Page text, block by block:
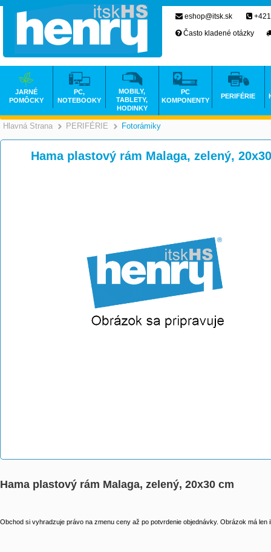
Hlavná Strana >
PERIFÉRIE >
Fotorámiky
Hama plastový rám Malaga, zelený,
Hama plastový rám Malaga, zelený, 20x30 cm
Obchod si vyhradzuje právo na zmenu ceny až po potvrdenie objednávky. Obrázok má len
eshop@itsk.sk
Často kladené otázky
JARNÉ
POMÔCKY
PC,
NOTEBOOKY
MOBILY,
TABLETY,
HODINKY
PC
KOMPONENTY
PERIFÉRIE